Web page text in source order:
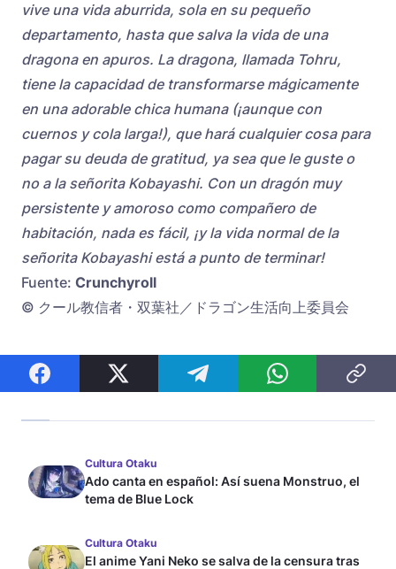
vive una vida aburrida, sola en su pequeño
departamento, hasta que salva la vida de una
dragona en apuros. La dragona, llamada Tohru,
tiene la capacidad de transformarse mágicamente
en una adorable chica humana (¡aunque con
cuernos y cola larga!), que hará cualquier cosa para
pagar su deuda de gratitud, ya sea que le guste o
no a la señorita Kobayashi. Con un dragón muy
persistente y amoroso como compañero de
habitación, nada es fácil, ¡y la vida normal de la
señorita Kobayashi está a punto de terminar!
Fuente: Crunchyroll
© クール教信者・双葉社／ドラゴン生活向上委員会
Cultura Otaku
Ado canta en español: Así suena Monstruo, el
tema de Blue Lock
Cultura Otaku
El anime Yani Neko se salva de la censura tras